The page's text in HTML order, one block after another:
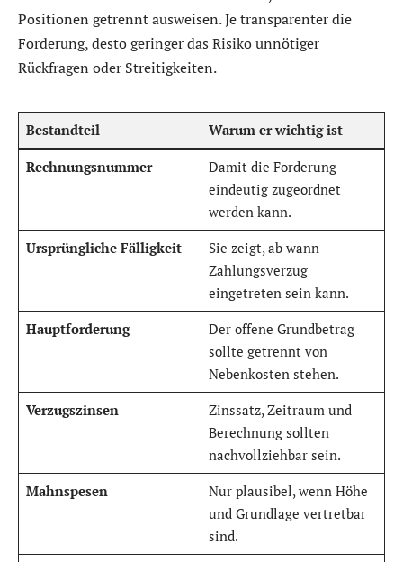
Positionen getrennt ausweisen. Je transparenter die
Forderung, desto geringer das Risiko unnötiger
Rückfragen oder Streitigkeiten.
Bestandteil Warum er wichtig ist
Rechnungsnummer
Damit die Forderung
eindeutig zugeordnet
werden kann.
Ursprüngliche Fälligkeit
Sie zeigt, ab wann
Zahlungsverzug
eingetreten sein kann.
Hauptforderung
Der offene Grundbetrag
sollte getrennt von
Nebenkosten stehen.
Verzugszinsen
Zinssatz, Zeitraum und
Berechnung sollten
nachvollziehbar sein.
Mahnspesen
Nur plausibel, wenn Höhe
und Grundlage vertretbar
sind.